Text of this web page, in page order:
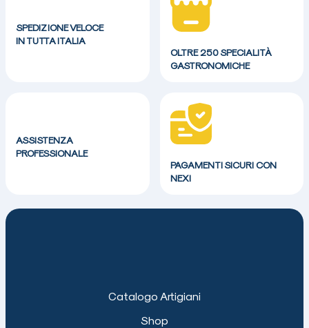
SPEDIZIONE VELOCE
IN TUTTA ITALIA
OLTRE 250 SPECIALITÀ
GASTRONOMICHE
ASSISTENZA
PROFESSIONALE
PAGAMENTI SICURI CON
NEXI
Catalogo Artigiani
Shop